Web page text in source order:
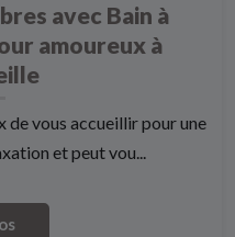
avec Bain à
amoureux à
de vous accueillir pour une
et peut vou...